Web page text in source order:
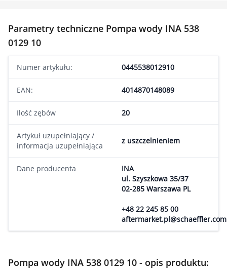
Parametry techniczne Pompa wody INA 538
0129 10
Numer artykułu: 0445538012910
EAN: 4014870148089
Ilość zębów 20
Artykuł uzupełniający /
informacja uzupełniająca
z uszczelnieniem
Dane producenta
INA
ul. Szyszkowa 35/37
02-285 Warszawa PL
+48 22 245 85 00
aftermarket.pl@schaeffler.com
Pompa wody INA 538 0129 10 - opis produktu: